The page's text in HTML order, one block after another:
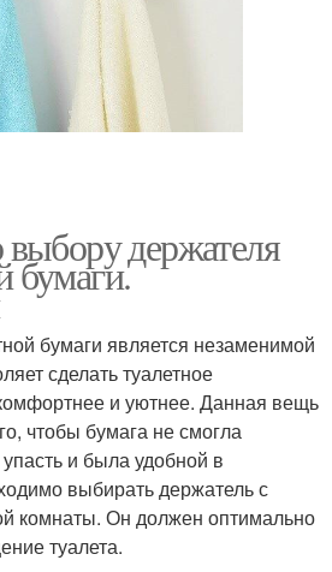
выбору держателя
бумаги.
бумаги является незаменимой
сделать туалетное
и уютнее. Данная вещь
чтобы бумага не смогла
и была удобной в
выбирать держатель с
комнаты. Он должен оптимально
туалета.